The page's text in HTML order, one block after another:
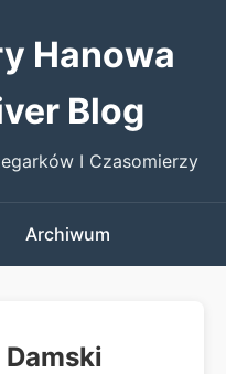
Hanowa
Blog
I Czasomierzy
Archiwum
Damski